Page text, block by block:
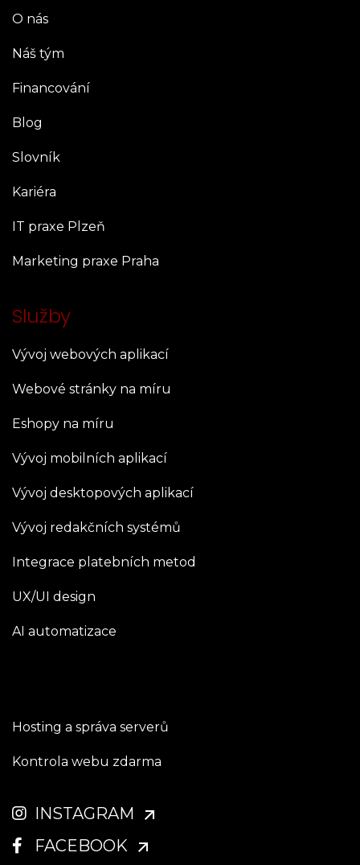
O nás
Náš tým
Financování
Blog
Slovník
Kariéra
IT praxe Plzeň
Marketing praxe Praha
Služby
Vývoj webových aplikací
Webové stránky na míru
Eshopy na míru
Vývoj mobilních aplikací
Vývoj desktopových aplikací
Vývoj redakčních systémů
Integrace platebních metod
UX/UI design
AI automatizace
Hosting a správa serverů
Kontrola webu zdarma
INSTAGRAM
FACEBOOK